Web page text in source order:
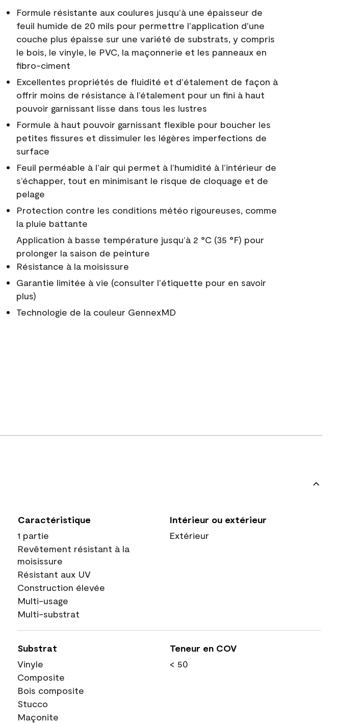
Formule résistante aux coulures jusqu’à une épaisseur de
feuil humide de 20 mils pour permettre l'application d'une
couche plus épaisse sur une variété de substrats, y compris
le bois, le vinyle, le PVC, la maçonnerie et les panneaux en
fibro-ciment
Excellentes propriétés de fluidité et d'étalement de façon à
offrir moins de résistance à l’étalement pour un fini à haut
pouvoir garnissant lisse dans tous les lustres
Formule à haut pouvoir garnissant flexible pour boucher les
petites fissures et dissimuler les légères imperfections de
surface
Feuil perméable à l’air qui permet à l’humidité à l’intérieur de
s’échapper, tout en minimisant le risque de cloquage et de
pelage
Protection contre les conditions météo rigoureuses, comme
la pluie battante
Application à basse température jusqu’à 2 °C (35 °F) pour
prolonger la saison de peinture
Résistance à la moisissure
Garantie limitée à vie (consulter l'étiquette pour en savoir
plus)
Technologie de la couleur GennexMD
Caractéristique
1 partie
Revêtement résistant à la
moisissure
Résistant aux UV
Construction élevée
Multi-usage
Multi-substrat
Intérieur ou extérieur
Extérieur
Substrat
Vinyle
Composite
Bois composite
Stucco
Maçonite
Teneur en COV
< 50